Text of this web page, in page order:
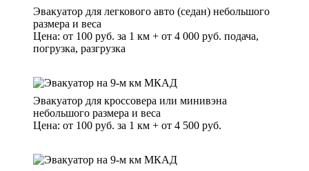
Эвакуатор для легкового авто (седан) небольшого
размера и веса
Цена: от 100 руб. за 1 км + от 4 000 руб. подача,
погрузка, разгрузка
Эвакуатор для кроссовера или минивэна
небольшого размера и веса
Цена: от 100 руб. за 1 км + от 4 500 руб.